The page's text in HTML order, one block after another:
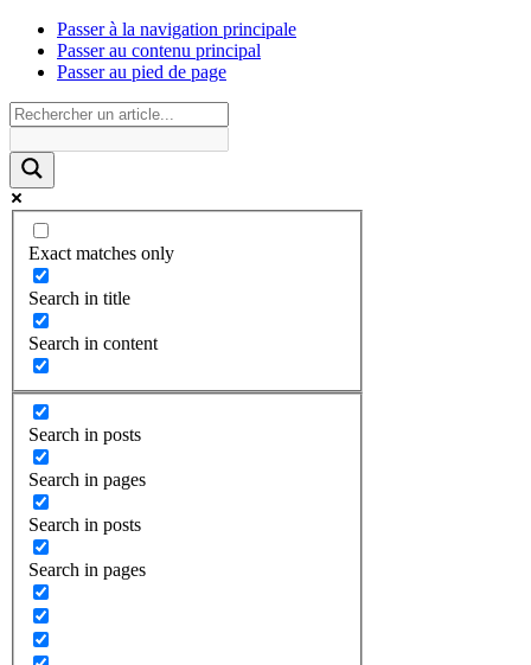
Passer à la navigation principale
Passer au contenu principal
Passer au pied de page
Exact matches only
Search in title
Search in content
Search in posts
Search in pages
Search in posts
Search in pages